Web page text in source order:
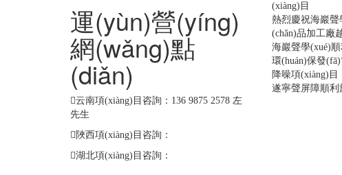
運(yùn)營(yíng)
網(wǎng)點
(diǎn)
云南項(xiàng)目咨詢：136 9875 2578 左
先生
陜西項(xiàng)目咨詢：
湖北項(xiàng)目咨詢：
(xiàng)目
熱烈慶祝海巖聲
(chǎn)品加工廠
海巖聲學(xué)
環(huán)保發
降噪項(xiàng)目
遂寧聲屏障順利